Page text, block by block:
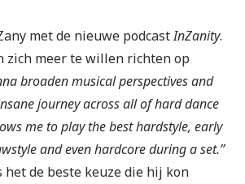
met de nieuwe podcastInZanity.
zich meer te willen richten op
broaden musical perspectives and
journey across all of hard dance
me to play the best hardstyle, early
and even hardcore during a set.’’
het de beste keuze die hij kon